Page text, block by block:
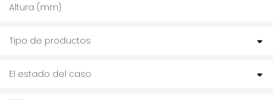
Altura (mm)
Tipo de productos
El estado del caso